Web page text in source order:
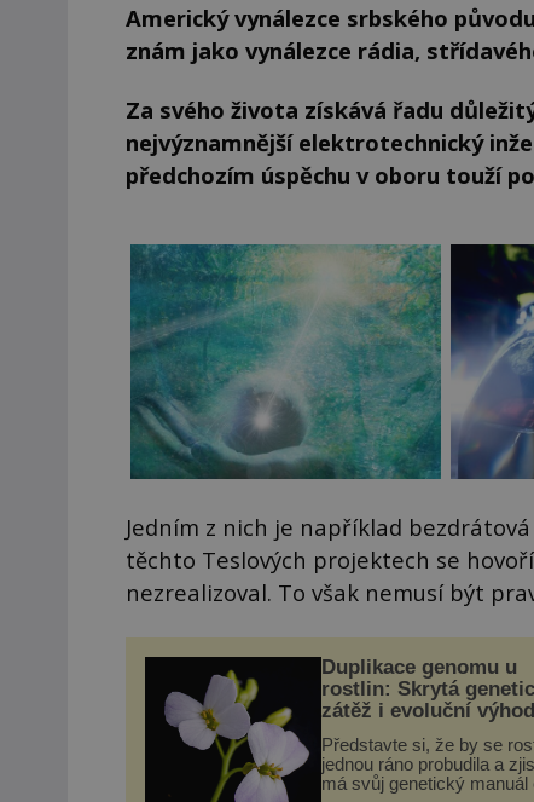
Americký vynálezce srbského
znám jako vynálezce rádia,
Za svého života získává řadu
nejvýznamnější elektrotechnický
předchozím úspěchu v oboru touží
Jedním z nich je například
těchto Teslových projektech se
nezrealizoval. To však nemusí být
Duplikace genomu u
rostlin: Skrytá
zátěž i evoluční
Představte si, že by se
jednou ráno probudila a
má svůj genetický manuál